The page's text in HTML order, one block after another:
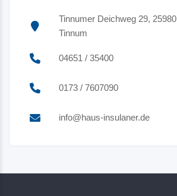
Tinnumer Deichweg 29, 25980
Tinnum
04651 / 35400
0173 / 7607090
info@haus-insulaner.de